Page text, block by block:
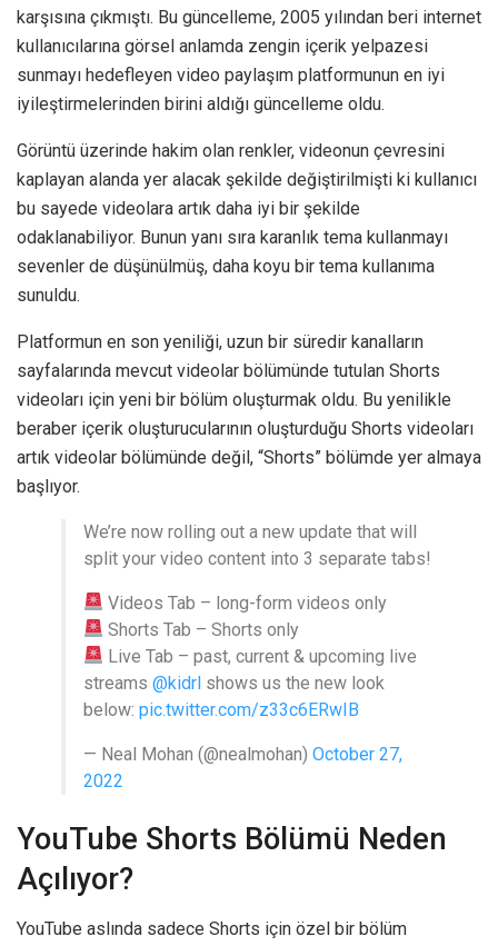
karşısına çıkmıştı. Bu güncelleme, 2005 yılından beri internet
kullanıcılarına görsel anlamda zengin içerik yelpazesi
sunmayı hedefleyen video paylaşım platformunun en iyi
iyileştirmelerinden birini aldığı güncelleme oldu.
Görüntü üzerinde hakim olan renkler, videonun çevresini
kaplayan alanda yer alacak şekilde değiştirilmişti ki kullanıcı
bu sayede videolara artık daha iyi bir şekilde
odaklanabiliyor. Bunun yanı sıra karanlık tema kullanmayı
sevenler de düşünülmüş, daha koyu bir tema kullanıma
sunuldu.
Platformun en son yeniliği, uzun bir süredir kanalların
sayfalarında mevcut videolar bölümünde tutulan Shorts
videoları için yeni bir bölüm oluşturmak oldu. Bu yenilikle
beraber içerik oluşturucularının oluşturduğu Shorts videoları
artık videolar bölümünde değil, “Shorts” bölümde yer almaya
başlıyor.
We’re now rolling out a new update that will
split your video content into 3 separate tabs!
Videos Tab – long-form videos only
Shorts Tab – Shorts only
Live Tab – past, current & upcoming live
streams @kidrl shows us the new look
below: pic.twitter.com/z33c6ERwIB
— Neal Mohan (@nealmohan) October 27,
2022
YouTube Shorts Bölümü Neden
Açılıyor?
YouTube aslında sadece Shorts için özel bir bölüm